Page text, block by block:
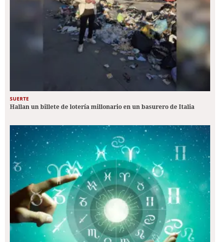
SUERTE
Hallan un billete de lotería millonario en un basurero de Italia